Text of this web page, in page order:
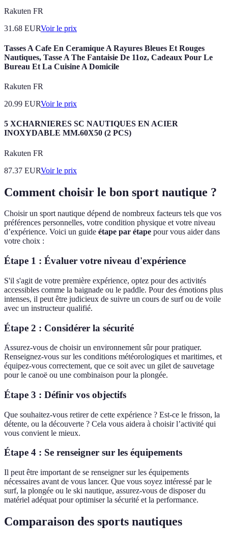
Rakuten FR
31.68 EURVoir le prix
Tasses A Cafe En Ceramique A Rayures Bleues Et Rouges
Nautiques, Tasse A The Fantaisie De 11oz, Cadeaux Pour Le
Bureau Et La Cuisine A Domicile
Rakuten FR
20.99 EURVoir le prix
5 XCHARNIERES SC NAUTIQUES EN ACIER
INOXYDABLE MM.60X50 (2 PCS)
Rakuten FR
87.37 EURVoir le prix
Comment choisir le bon sport nautique ?
Choisir un sport nautique dépend de nombreux facteurs tels que vos
préférences personnelles, votre condition physique et votre niveau
d’expérience. Voici un guide étape par étape pour vous aider dans
votre choix :
Étape 1 : Évaluer votre niveau d'expérience
S'il s'agit de votre première expérience, optez pour des activités
accessibles comme la baignade ou le paddle. Pour des émotions plus
intenses, il peut être judicieux de suivre un cours de surf ou de voile
avec un instructeur qualifié.
Étape 2 : Considérer la sécurité
Assurez-vous de choisir un environnement sûr pour pratiquer.
Renseignez-vous sur les conditions météorologiques et maritimes, et
équipez-vous correctement, que ce soit avec un gilet de sauvetage
pour le canoë ou une combinaison pour la plongée.
Étape 3 : Définir vos objectifs
Que souhaitez-vous retirer de cette expérience ? Est-ce le frisson, la
détente, ou la découverte ? Cela vous aidera à choisir l’activité qui
vous convient le mieux.
Étape 4 : Se renseigner sur les équipements
Il peut être important de se renseigner sur les équipements
nécessaires avant de vous lancer. Que vous soyez intéressé par le
surf, la plongée ou le ski nautique, assurez-vous de disposer du
matériel adéquat pour optimiser la sécurité et la performance.
Comparaison des sports nautiques